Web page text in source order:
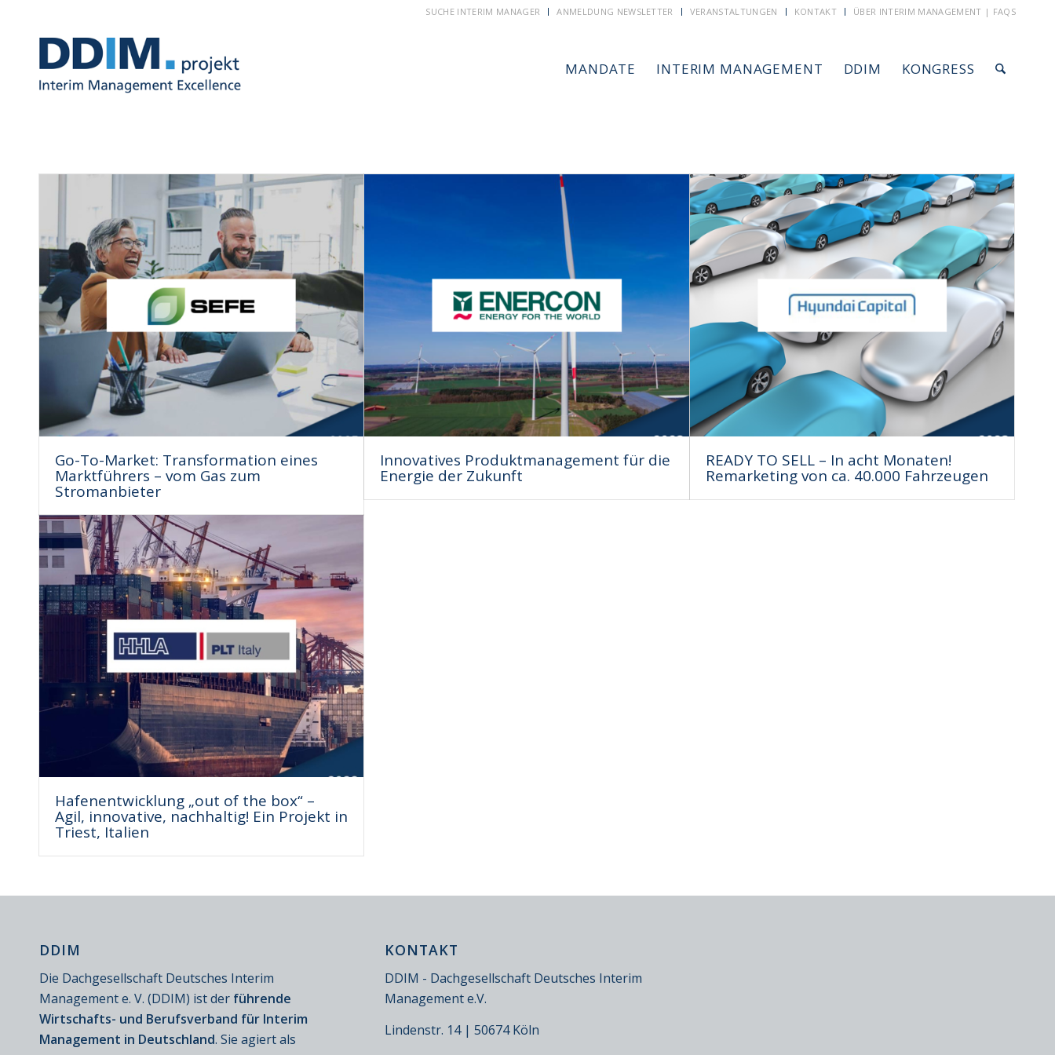
SUCHE INTERIM MANAGER ANMELDUNG NEWSLETTER VERANSTALTUNGEN KONTAKT ÜBER INTERIM MANAGEMENT | FAQS
MANDATE INTERIM MANAGEMENT DDIM KONGRESS
Go-To-Market: Transformation eines
Marktführers – vom Gas zum
Stromanbieter
Innovatives Produktmanagement für die
Energie der Zukunft
READY TO SELL – In acht Monaten!
Remarketing von ca. 40.000 Fahrzeugen
Hafenentwicklung „out of the box“ –
Agil, innovative, nachhaltig! Ein Projekt in
Triest, Italien
DDIM
Die Dachgesellschaft Deutsches Interim
Management e. V. (DDIM) ist der führende
Wirtschafts- und Berufsverband für Interim
Management in Deutschland. Sie agiert als
KONTAKT
DDIM - Dachgesellschaft Deutsches Interim
Management e.V.
Lindenstr. 14 | 50674 Köln